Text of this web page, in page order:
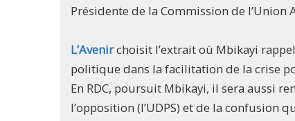
Présidente de la Commission de
L’Avenirchoisit l’extrait où Mbikayi
politique dans la facilitation de la crise
En RDC, poursuit Mbikayi, il sera aussi
l’opposition (l’UDPS) et de la confusion